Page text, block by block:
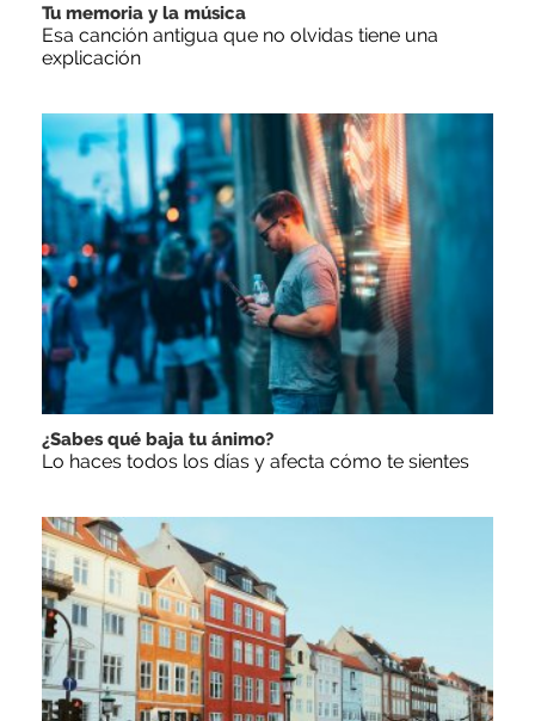
Tu memoria y la música
Esa canción antigua que no olvidas tiene una
explicación
¿Sabes qué baja tu ánimo?
Lo haces todos los días y afecta cómo te sientes